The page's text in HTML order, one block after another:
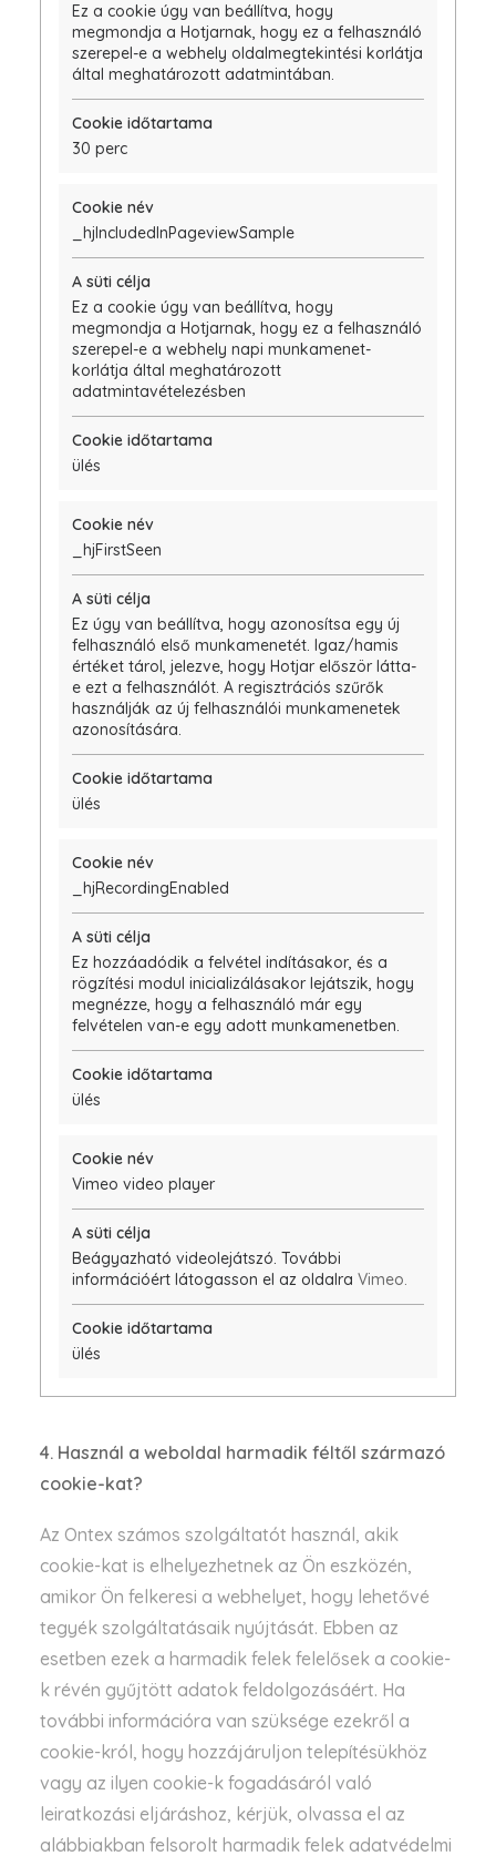
Ez a cookie úgy van beállítva, hogy
megmondja a Hotjarnak, hogy ez a felhasználó
szerepel-e a webhely oldalmegtekintési korlátja
által meghatározott adatmintában.
30 perc
_hjIncludedInPageviewSample
Ez a cookie úgy van beállítva, hogy
megmondja a Hotjarnak, hogy ez a felhasználó
szerepel-e a webhely napi munkamenet-
korlátja által meghatározott
adatmintavételezésben
ülés
_hjFirstSeen
Ez úgy van beállítva, hogy azonosítsa egy új
felhasználó első munkamenetét. Igaz/hamis
értéket tárol, jelezve, hogy Hotjar először látta-
e ezt a felhasználót. A regisztrációs szűrők
használják az új felhasználói munkamenetek
azonosítására.
ülés
_hjRecordingEnabled
Ez hozzáadódik a felvétel indításakor, és a
rögzítési modul inicializálásakor lejátszik, hogy
megnézze, hogy a felhasználó már egy
felvételen van-e egy adott munkamenetben.
ülés
Vimeo video player
Beágyazható videolejátszó. További
információért látogasson el az oldalra Vimeo.
ülés
4. Használ a weboldal harmadik féltől származó
cookie-kat?
Az Ontex számos szolgáltatót használ, akik
cookie-kat is elhelyezhetnek az Ön eszközén,
amikor Ön felkeresi a webhelyet, hogy lehetővé
tegyék szolgáltatásaik nyújtását. Ebben az
esetben ezek a harmadik felek felelősek a cookie-
k révén gyűjtött adatok feldolgozásáért. Ha
további információra van szüksége ezekről a
cookie-król, hogy hozzájáruljon telepítésükhöz
vagy az ilyen cookie-k fogadásáról való
leiratkozási eljáráshoz, kérjük, olvassa el az
alábbiakban felsorolt harmadik felek adatvédelmi